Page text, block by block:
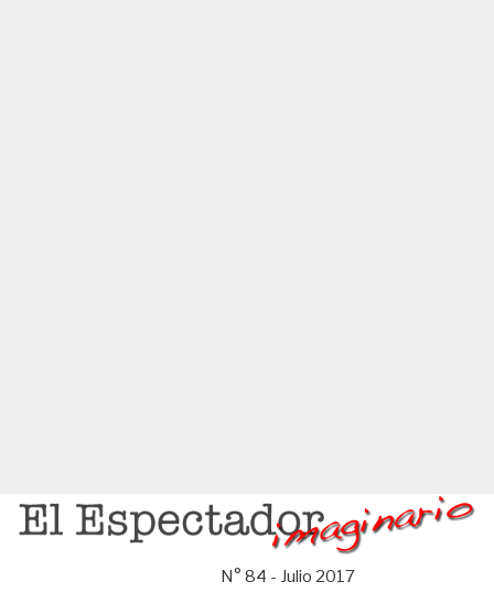
Saltar
N° 84 - Julio 2017